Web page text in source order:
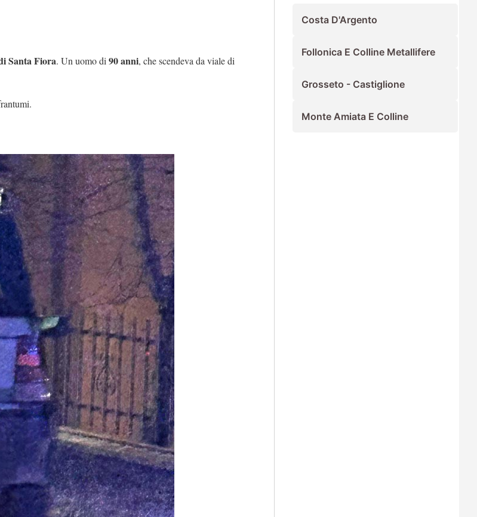
Santa Fiora. Un uomo di 90 anni, che scendeva da viale di
Costa D'Argento
Follonica E Colline Metallifere
Grosseto - Castiglione
Monte Amiata E Colline